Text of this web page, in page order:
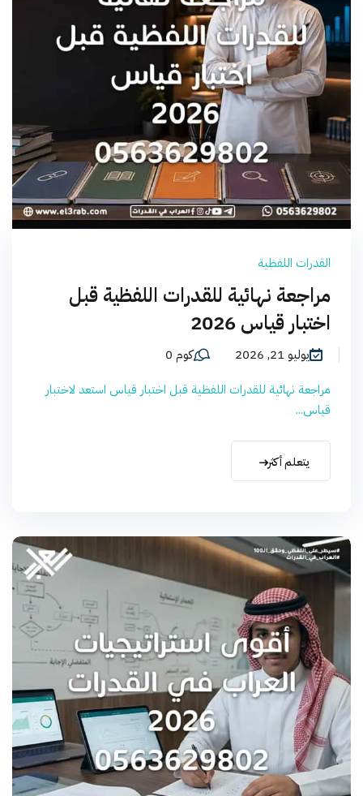
القدرات اللفظية
مراجعة نهائية للقدرات اللفظية قبل
اختبار قياس 2026
يوليو 21, 2026
كوم 0
مراجعة نهائية للقدرات اللفظية قبل اختبار قياس استعد لاختبار
قياس...
يتعلم أكثر